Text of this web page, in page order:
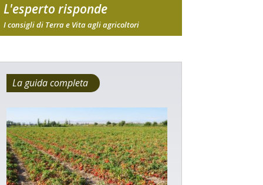
L'esperto risponde
I consigli di Terra e Vita agli agricoltori
La guida completa